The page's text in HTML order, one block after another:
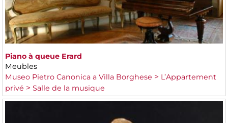
Piano à queue Erard
Meubles
Museo Pietro Canonica a Villa Borghese
L’Appartement
privé
Salle de la musique